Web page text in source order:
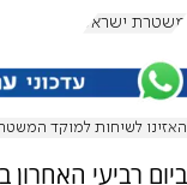
משטרת ישראל
האזינו לשיחות למוקד
ביום רביעי